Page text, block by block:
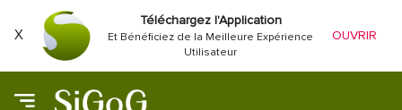
X
Téléchargez l'Application
Et Bénéficiez de la Meilleure Expérience
Utilisateur
OUVRIR